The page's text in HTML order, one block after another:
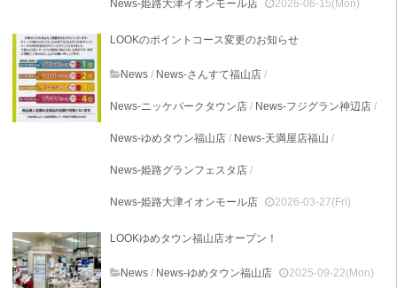
News-姫路大津イオンモール店 2026-06-15(Mon)
LOOKのポイントコース変更のお知らせ
News / News-さんすて福山店 /
News-ニッケパークタウン店 / News-フジグラン神辺店 /
News-ゆめタウン福山店 / News-天満屋店福山 /
News-姫路グランフェスタ店 /
News-姫路大津イオンモール店 2026-03-27(Fri)
LOOKゆめタウン福山店オープン！
News / News-ゆめタウン福山店 2025-09-22(Mon)